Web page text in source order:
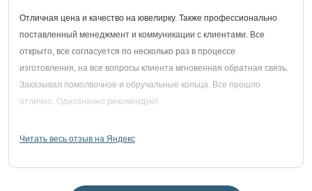
Отличная цена и качество на ювелирку. Также профессионально
поставленный менеджмент и коммуникации с клиентами. Все
открыто, все согласуется по несколько раз в процессе
изготовления, на все вопросы клиента мгновенная обратная связь.
Заказывал помолвочное и обручальные кольца. Все прошло
отлично. Однозначно рекомендую!
Читать весь отзыв на Яндекс